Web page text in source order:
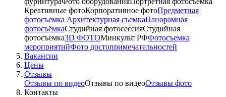
Креативные фотоКорпоративное фотоПредметная
фотосъемка Архитектурная съемкаПанорамная
фотосъёмкаСтудийная фотосессияСтудийная
фотосъемка3D ФОТОМинкульт РФФотосъемка
мероприятийФото достопримечательностей
Вакансии
Цены
Отзывы
Отзывы по видеоОтзывы по видеоОтзывы фото
Контакты